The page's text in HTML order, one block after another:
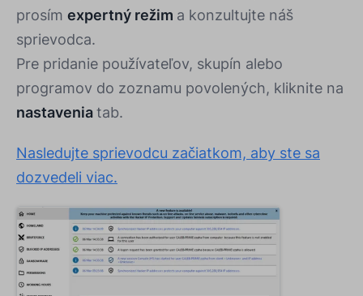
prosím expertný režim a konzultujte náš
sprievodca.
Pre pridanie používateľov, skupín alebo
programov do zoznamu povolených, kliknite na
nastaveniatab.
Nasledujte sprievodcu začiatkom, aby ste sa
dozvedeli viac.